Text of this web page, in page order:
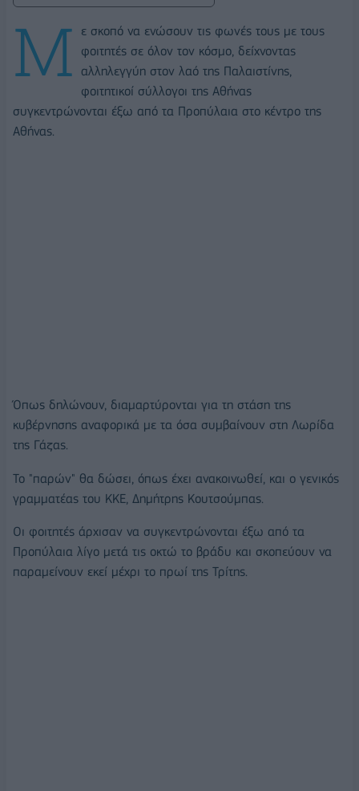
Μ
ε σκοπό να ενώσουν τις φωνές τους με τους
φοιτητές σε όλον τον κόσμο, δείχνοντας
αλληλεγγύη στον λαό της Παλαιστίνης,
φοιτητικοί σύλλογοι της Αθήνας
συγκεντρώνονται έξω από τα Προπύλαια στο κέντρο της
Αθήνας.
Όπως δηλώνουν, διαμαρτύρονται για τη στάση της
κυβέρνησης αναφορικά με τα όσα συμβαίνουν στη Λωρίδα
της Γάζας.
Το "παρών" θα δώσει, όπως έχει ανακοινωθεί, και ο γενικός
γραμματέας του ΚΚΕ, Δημήτρης Κουτσούμπας.
Οι φοιτητές άρχισαν να συγκεντρώνονται έξω από τα
Προπύλαια λίγο μετά τις οκτώ το βράδυ και σκοπεύουν να
παραμείνουν εκεί μέχρι το πρωί της Τρίτης.